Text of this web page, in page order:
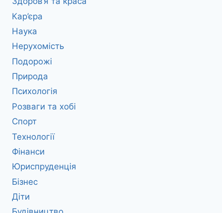
Кар’єра
Наука
Нерухомість
Подорожі
Природа
Психологія
Розваги та хобі
Спорт
Технології
Фінанси
Юриспруденція
Бізнес
Діти